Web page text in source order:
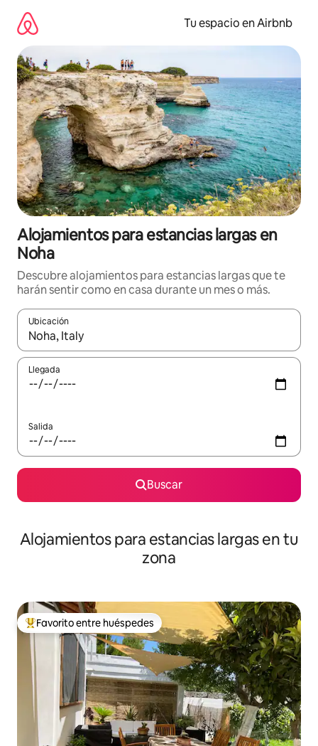
contenido
Tu espacio en Airbnb
Alojamientos para estancias largas en
Noha
Descubre alojamientos para estancias largas que te
harán sentir como en casa durante un mes o más.
Ubicación
Cuando los resultados estén disponibles, podrás navegar
Llegada
Salida
Buscar
Alojamientos para estancias largas en tu
zona
De los mejores en Favorito entre huéspedes
Favorito entre huéspedes